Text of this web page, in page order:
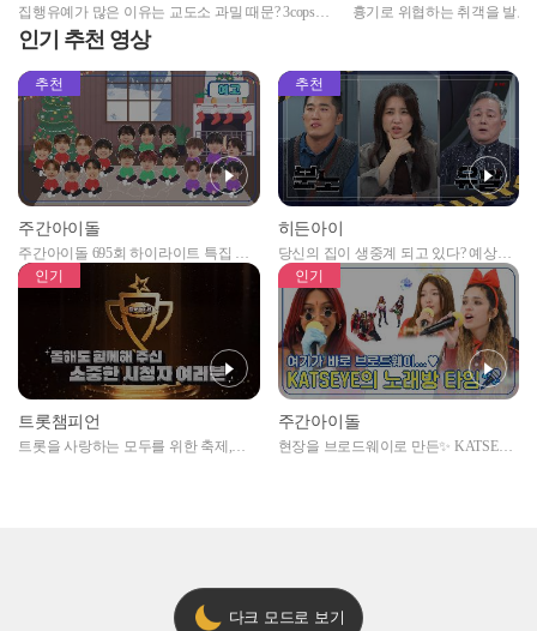
집행유예가 많은 이유는 교도소 과밀 때문? 3cops가
속 시원하게 밝혀주는 이유
흉기로 위협하는 취객을 발로
인기 추천 영상
추천
주간아이돌
주간아이돌 695회 하이라이트 특집 남
자아이돌편 예고
추천
히든아이
당신의 집이 생중계 되고 있다? 예상치
못한 곳에서 일어나는 불법촬영 범죄!
인기
트롯챔피언
트롯을 사랑하는 모두를 위한 축제,
인기
주간아이돌
현장을 브로드웨이로 만든✨ KATSEYE
다크 모드로 보기